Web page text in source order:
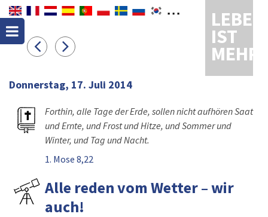
LEBEN
IST
MEHR
Donnerstag, 17. Juli 2014
Forthin, alle Tage der Erde, sollen nicht aufhören Saat
und Ernte, und Frost und Hitze, und Sommer und
Winter, und Tag und Nacht.
1. Mose 8,22
Alle reden vom Wetter – wir
auch!